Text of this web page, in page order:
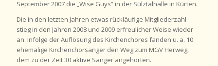
September 2007 die „Wise Guys“ in der Sülztalhalle in Kürten.
Die in den letzten Jahren etwas rückläufige Mitgliederzahl
stieg in den Jahren 2008 und 2009 erfreulicher Weise wieder
an. Infolge der Auflösung des Kirchenchores fanden u. a. 10
ehemalige Kirchenchorsänger den Weg zum MGV Herweg,
dem zu der Zeit 30 aktive Sänger angehörten.